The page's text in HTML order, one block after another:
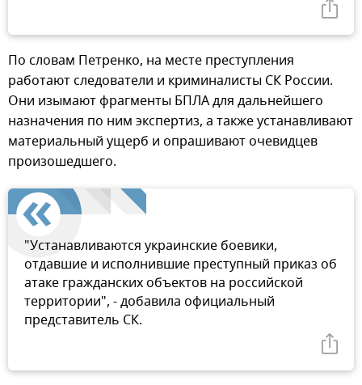
По словам Петренко, на месте преступления
работают следователи и криминалисты СК России.
Они изымают фрагменты БПЛА для дальнейшего
назначения по ним экспертиз, а также устанавливают
материальный ущерб и опрашивают очевидцев
произошедшего.
"Устанавливаются украинские боевики,
отдавшие и исполнившие преступный приказ об
атаке гражданских объектов на российской
территории", - добавила официальный
представитель СК.